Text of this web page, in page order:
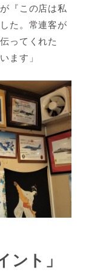
『この店は私
た。常連客が
ってくれた
ます」
ント」